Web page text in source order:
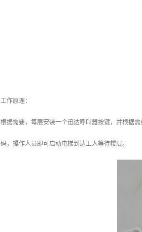
工作原理：
根据需要，每层安装一个迅达呼叫器按键，并根据
码，操作人员即可启动电梯到达工人等待楼层。